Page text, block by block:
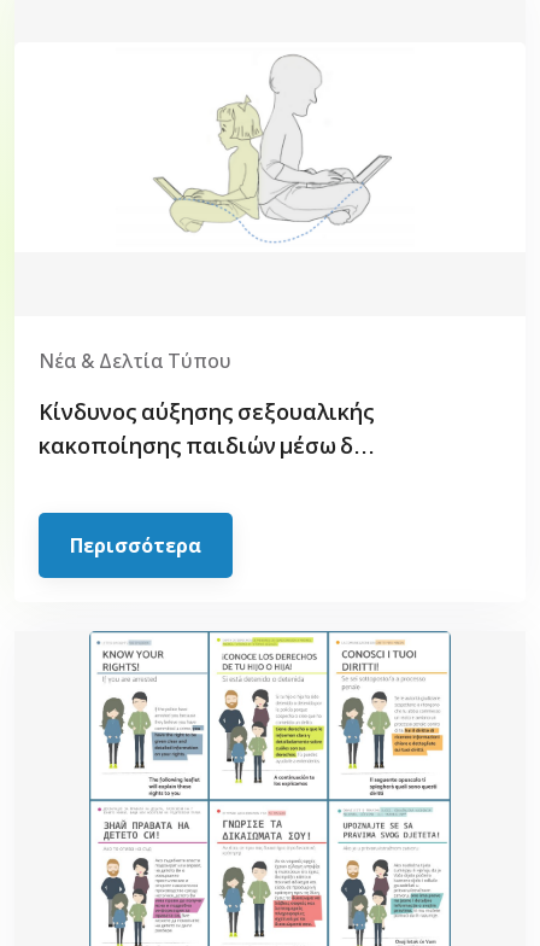
Νέα & Δελτία Τύπου
Κίνδυνος αύξησης σεξουαλικής
κακοποίησης παιδιών μέσω δ...
Περισσότερα